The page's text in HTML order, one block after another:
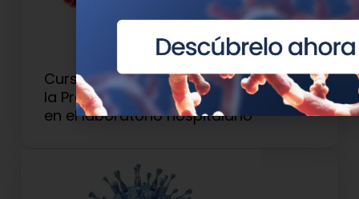
Curso de Microbiología Molecular en
la Práctica Clínica: presente y futuro
en el laboratorio hospitalario